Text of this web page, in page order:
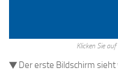
Klicken Sie
▼ Der erste Bildschirm sieht